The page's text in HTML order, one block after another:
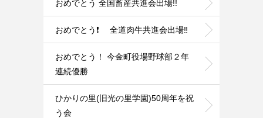
おめでとう 全国畜産共進会出場!!
おめでとう❗ 全道肉牛共進会出場‼️
おめでとう！ 今金町役場野球部２年
連続優勝
ひかりの里(旧光の里学園)50周年を祝
う会